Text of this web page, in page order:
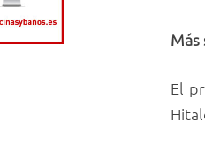
Más
El